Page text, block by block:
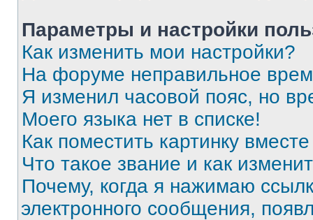
Параметры и настройки
Как изменить мои настройки?
На форуме неправильное
Я изменил часовой пояс, но
Моего языка нет в списке!
Как поместить картинку
Что такое звание и как
Почему, когда я нажимаю
электронного сообщения,